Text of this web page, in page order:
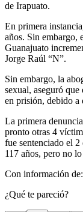
de Irapuato.
En primera
años. Sin embargo,
Guanajuato
Jorge Raúl “N”.
Sin embargo, la
sexual, aseguró que
en prisión, debido a
La primera
pronto otras 4
fue sentenciado el
117 años, pero no
Con información
¿Qué te pareció?